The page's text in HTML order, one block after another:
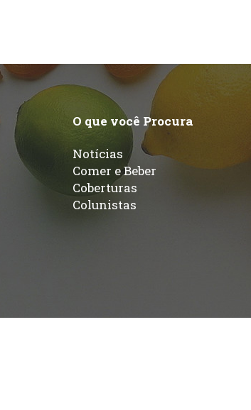
O que você Procura
Notícias
Comer e Beber
Coberturas
Colunistas